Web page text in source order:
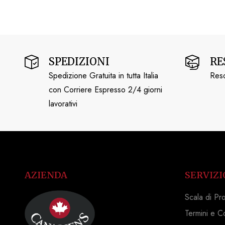
SPEDIZIONI
Spedizione Gratuita in tutta Italia
con Corriere Espresso 2/4 giorni
lavorativi
AZIENDA
Scala di
Termini e